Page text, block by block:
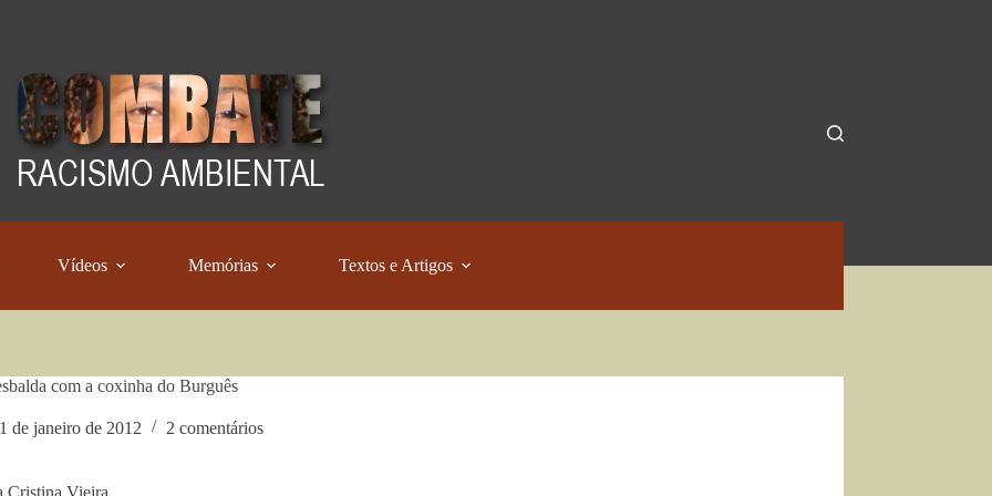
Vídeos Memórias Textos e Artigos
com a coxinha do Burguês
de janeiro de 2012 2 comentários
Cristina Vieira